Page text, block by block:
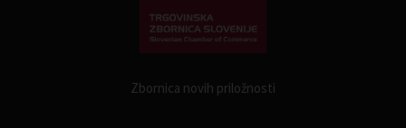
Zbornica novih priložnosti